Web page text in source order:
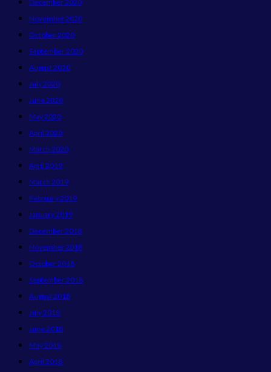
December 2020
November 2020
October 2020
September 2020
August 2020
July 2020
June 2020
May 2020
April 2020
March 2020
April 2019
March 2019
February 2019
January 2019
December 2018
November 2018
October 2018
September 2018
August 2018
July 2018
June 2018
May 2018
April 2018